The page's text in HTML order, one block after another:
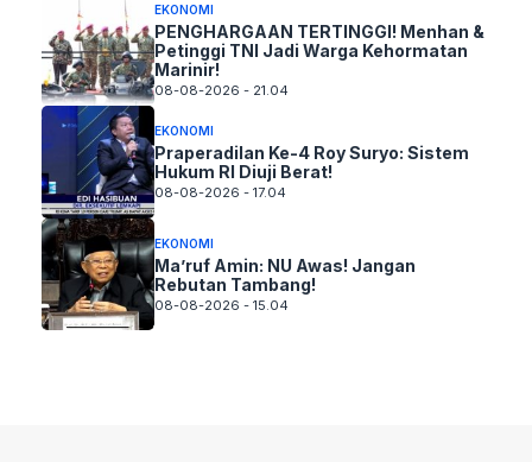
EKONOMI
PENGHARGAAN TERTINGGI! Menhan &
Petinggi TNI Jadi Warga Kehormatan
Marinir!
08-08-2026 - 21.04
EKONOMI
Praperadilan Ke-4 Roy Suryo: Sistem
Hukum RI Diuji Berat!
08-08-2026 - 17.04
EKONOMI
Ma’ruf Amin: NU Awas! Jangan
Rebutan Tambang!
08-08-2026 - 15.04